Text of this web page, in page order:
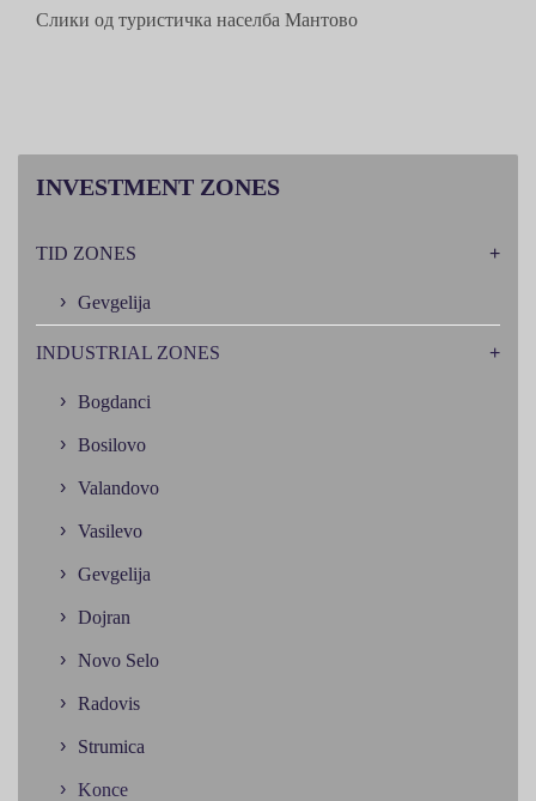
Слики од туристичка населба Мантово
INVESTMENT ZONES
TID ZONES
Gevgelija
INDUSTRIAL ZONES
Bogdanci
Bosilovo
Valandovo
Vasilevo
Gevgelija
Dojran
Novo Selo
Radovis
Strumica
Konce